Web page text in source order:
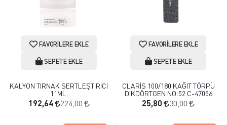
FAVORILERE EKLE
SEPETE EKLE
KALYON TIRNAK SERTLEŞTİRİCİ
11ML.
192,64 224,00
FAVORILERE EKLE
SEPETE EKLE
CLARİS 100/180 KAĞIT TÖRPÜ
DİKDÖRTGEN NO:52 C-47056
25,80 30,00